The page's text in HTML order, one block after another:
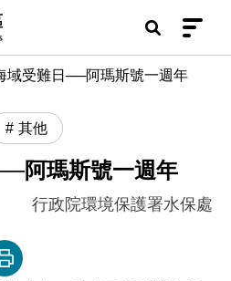
區
域受難日──阿瑪斯號一週年
其他
阿瑪斯號一週年
行政院環境保護署水保處
容連結
列印本頁